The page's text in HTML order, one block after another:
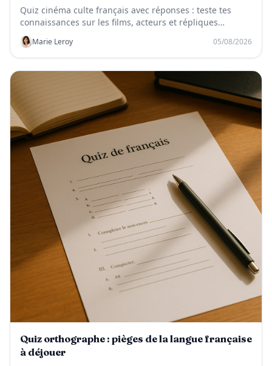
Quiz cinéma culte français avec réponses : teste tes
connaissances sur les films, acteurs et répliques
mythiques du cinéma français.
Marie Leroy 05/08/2026
Quiz orthographe : pièges de la langue française
à déjouer